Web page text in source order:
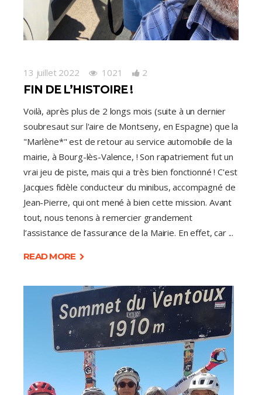
13 juillet 2022 1021 2
FIN DE L’HISTOIRE !
Voilà, après plus de 2 longs mois (suite à un dernier
soubresaut sur l'aire de Montseny, en Espagne) que la
"Marlène*" est de retour au service automobile de la
mairie, à Bourg-lès-Valence, ! Son rapatriement fut un
vrai jeu de piste, mais qui a très bien fonctionné ! C'est
Jacques fidèle conducteur du minibus, accompagné de
Jean-Pierre, qui ont mené à bien cette mission. Avant
tout, nous tenons à remercier grandement
l’assistance de l’assurance de la Mairie. En effet, car
READ MORE